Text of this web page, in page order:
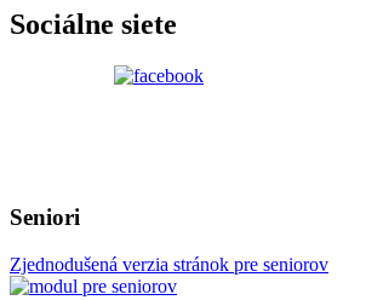
Sociálne siete
Seniori
Zjednodušená verzia stránok pre seniorov